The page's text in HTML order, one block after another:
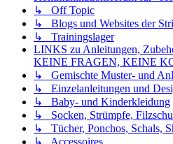
↳ Off Topic
↳ Blogs und Websites der
↳ Trainingslager
LINKS zu Anleitungen,
KEINE FRAGEN, KEINE
↳ Gemischte Muster- und
↳ Einzelanleitungen und
↳ Baby- und Kinderkleidung
↳ Socken, Strümpfe,
↳ Tücher, Ponchos, Schals,